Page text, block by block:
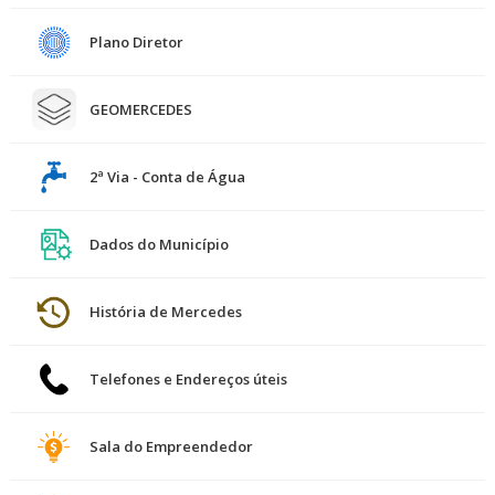
Plano Diretor
GEOMERCEDES
2ª Via - Conta de Água
Dados do Município
História de Mercedes
Telefones e Endereços úteis
Sala do Empreendedor